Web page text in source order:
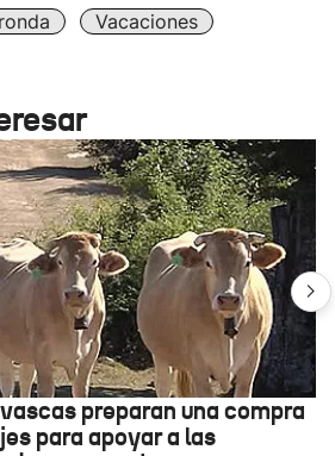
Vacaciones
preparan una compra
para apoyar a las